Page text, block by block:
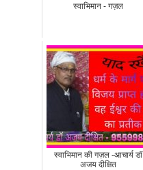
स्वाभिमान - गज़ल
स्वाभिमान की गज़ल -आचार्य डॉ
अजय दीक्षित